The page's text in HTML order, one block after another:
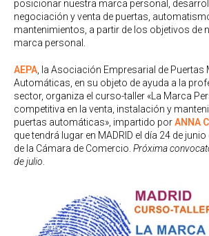
posicionar nuestra marca personal,
negociación y venta de puertas,
mantenimientos, a partir de los objetivos de
marca personal.
AEPA, la Asociación Empresarial de Puertas
Automáticas, en su objeto de ayuda a la
sector, organiza el curso-taller «La Marca
competitiva en la venta, instalación y
puertas automáticas», impartido porANNA
que tendrá lugar en MADRID el día 24 de
de la Cámara de Comercio. Próxima
de julio.